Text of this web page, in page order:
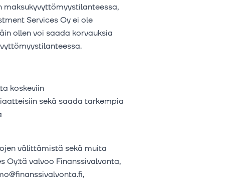
Services Oy ei ole
ollen voi saada korvauksia
koskeviin
sekä saada tarkempia
välittämistä sekä muita
Oy:tä valvoo Finanssivalvonta,